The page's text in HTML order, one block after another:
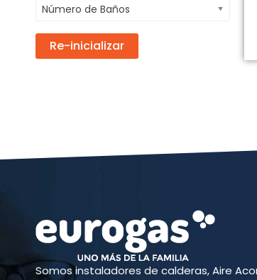
Número de Baños
Re-inicializar
Somos instaladores de calderas, Aire